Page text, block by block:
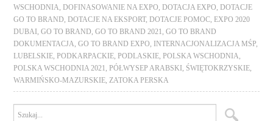
WSCHODNIA
DOFINASOWANIE NA EXPO DOTACJA EXPO
DOTACJE
GO TO BRAND
DOTACJE NA EKSPORT, DOTACJE POMOC
EXPO 2020
DUBAI
,GO TO BRAND ,GO TO BRAND 2021 ,GO TO BRAND
DOKUMENTACJA ,GO TO BRAND EXPO INTERNACJONALIZACJA MŚP
LUBELSKIE
PODKARPACKIE PODLASKIE POLSKA WSCHODNIA
POLSKA WSCHODNIA 2021
PÓŁWYSEP ARABSKI ŚWIĘTOKRZYSKIE
WARMIŃSKO-MAZURSKIE ZATOKA PERSKA